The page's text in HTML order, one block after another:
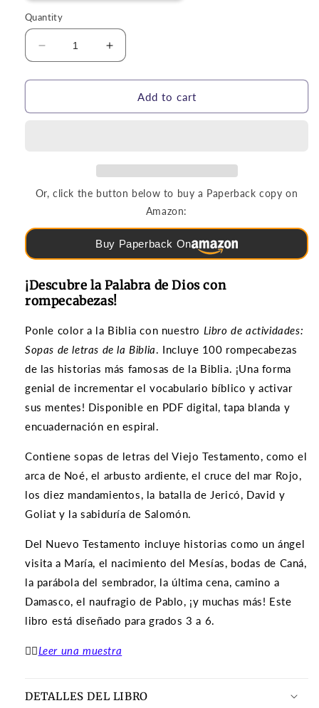
Quantity
Decrease
quantity
for
y
letras
de
Biblia
3-
Increase
quantity
for
Rompecabezas
y
letras
de
Biblia
(grados
3-
Add to cart
Or, click the button below to buy a Paperback copy on
Amazon:
Buy Paperback On
¡Descubre la Palabra de Dios con
rompecabezas!
Ponle color a la Biblia con nuestro Libro de actividades:
Sopas de letras de la Biblia
. Incluye 100 rompecabezas
de las historias más famosas de la Biblia. ¡Una forma
genial de incrementar el vocabulario bíblico y activar
sus mentes! Disponible en PDF digital, tapa blanda y
encuadernación en espiral.
Contiene sopas de letras del Viejo Testamento, como el
arca de Noé, el arbusto ardiente, el cruce del mar Rojo,
los diez mandamientos, la batalla de Jericó, David y
Goliat y la sabiduría de Salomón.
Del Nuevo Testamento incluye historias como un ángel
visita a María, el nacimiento del Mesías, bodas de Caná,
la parábola del sembrador, la última cena, camino a
Damasco, el naufragio de Pablo, ¡y muchas más! Este
libro está diseñado para grados 3 a 6.
👉🏽Leer una muestra
DETALLES DEL LIBRO